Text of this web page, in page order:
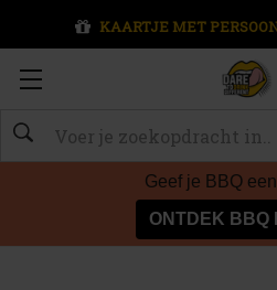
KAARTJE MET
Zoeken
Geef je BBQ
ONTDEK BBQ